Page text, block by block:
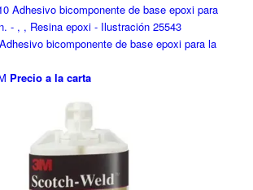
bicomponente de base epoxi para la
Precio a la carta